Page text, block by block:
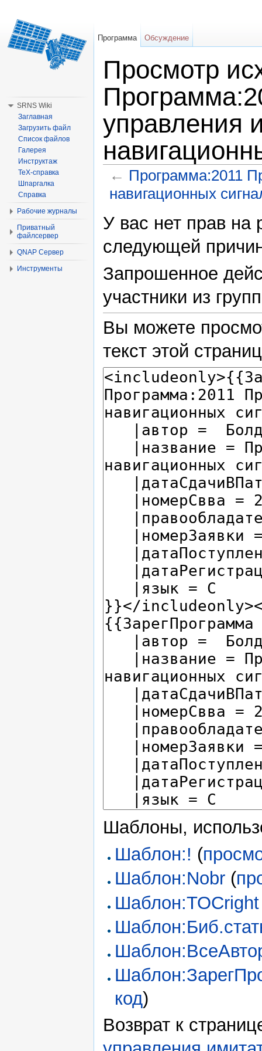
Просмотр
управления
← Программа:2011
навигационных
У вас нет прав на
следующей
Запрошенное
участники из
Вы можете
текст этой
Шаблоны,
Шаблон:! (
Шаблон:Nobr (
Шаблон:TOCright
код)
Возврат к
Программа Обсуждение
SRNS Wiki
Заглавная
Загрузить файл
Список файлов
Галерея
Инструктаж
TeX-справка
Шпаргалка
Справка
Рабочие журналы
Приватный
файлсервер
QNAP Сервер
Инструменты